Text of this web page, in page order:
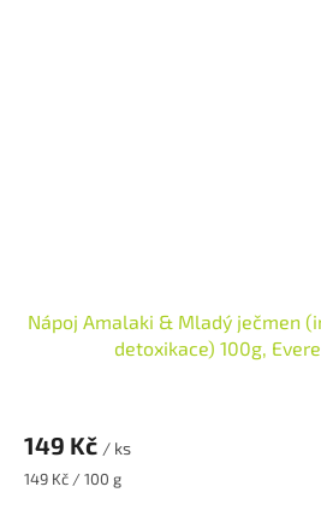
Nápoj Amalaki & Mladý ječmen
detoxikace) 100g,
149 Kč / ks
Měrná
149 Kč / 100 g